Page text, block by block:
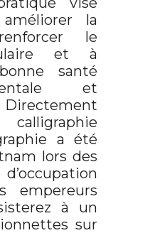
la
le
et à
santé
et
a été
lors des
empereurs
à un
sur